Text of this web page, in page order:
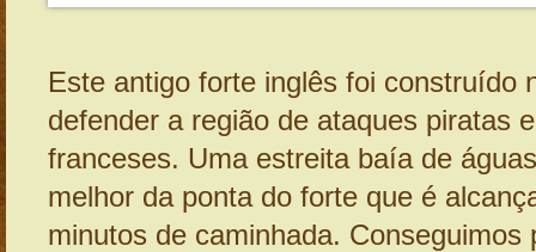
Este antigo forte inglês foi construído
defender a região de ataques piratas
franceses. Uma estreita baía de
melhor da ponta do forte que é
minutos de caminhada. Conseguimos